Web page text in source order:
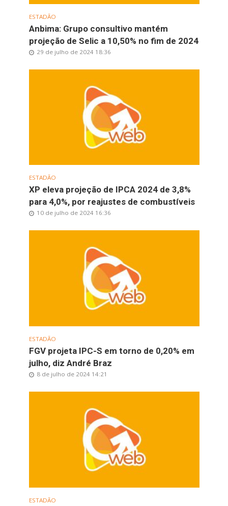
ESTADÃO
Anbima: Grupo consultivo mantém
projeção de Selic a 10,50% no fim de 2024
29 de julho de 2024 18:36
ESTADÃO
XP eleva projeção de IPCA 2024 de 3,8%
para 4,0%, por reajustes de combustíveis
10 de julho de 2024 16:36
ESTADÃO
FGV projeta IPC-S em torno de 0,20% em
julho, diz André Braz
8 de julho de 2024 14:21
ESTADÃO